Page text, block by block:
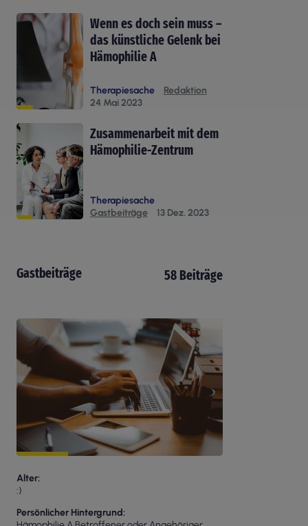
Wenn es doch sein muss –
das künstliche Gelenk bei
Hämophilie A
Therapiesache
Redaktion
24 Mai 2023
Zusammenarbeit mit dem
Hämophilie-Zentrum
Therapiesache
Gastbeiträge
13 Dez. 2023
Gastbeiträge 58 Beiträge
Alter
:)
Persönlicher Hintergrund